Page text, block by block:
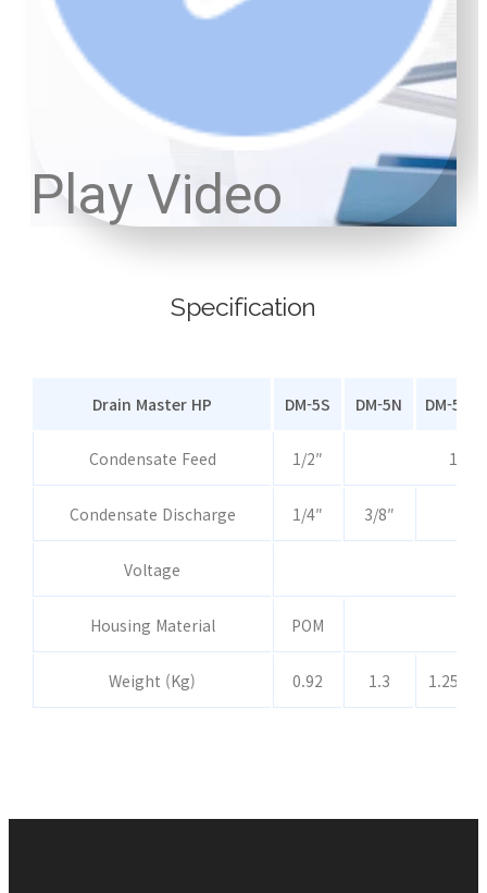
Play Video
Specification
Drain Master HP DM-5S DM-5N DM-5
Condensate Feed 1/2″ 1/2″
Condensate Discharge 1/4″ 3/8″
Voltage
Housing Material POM
Weight (Kg) 0.92 1.3 1.25